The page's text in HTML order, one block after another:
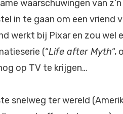
waarschuwingen van
in te gaan om een vriend
werkt bij Pixar en zou wel
(“Life after Myth“,
op TV te krijgen…
snelweg ter wereld